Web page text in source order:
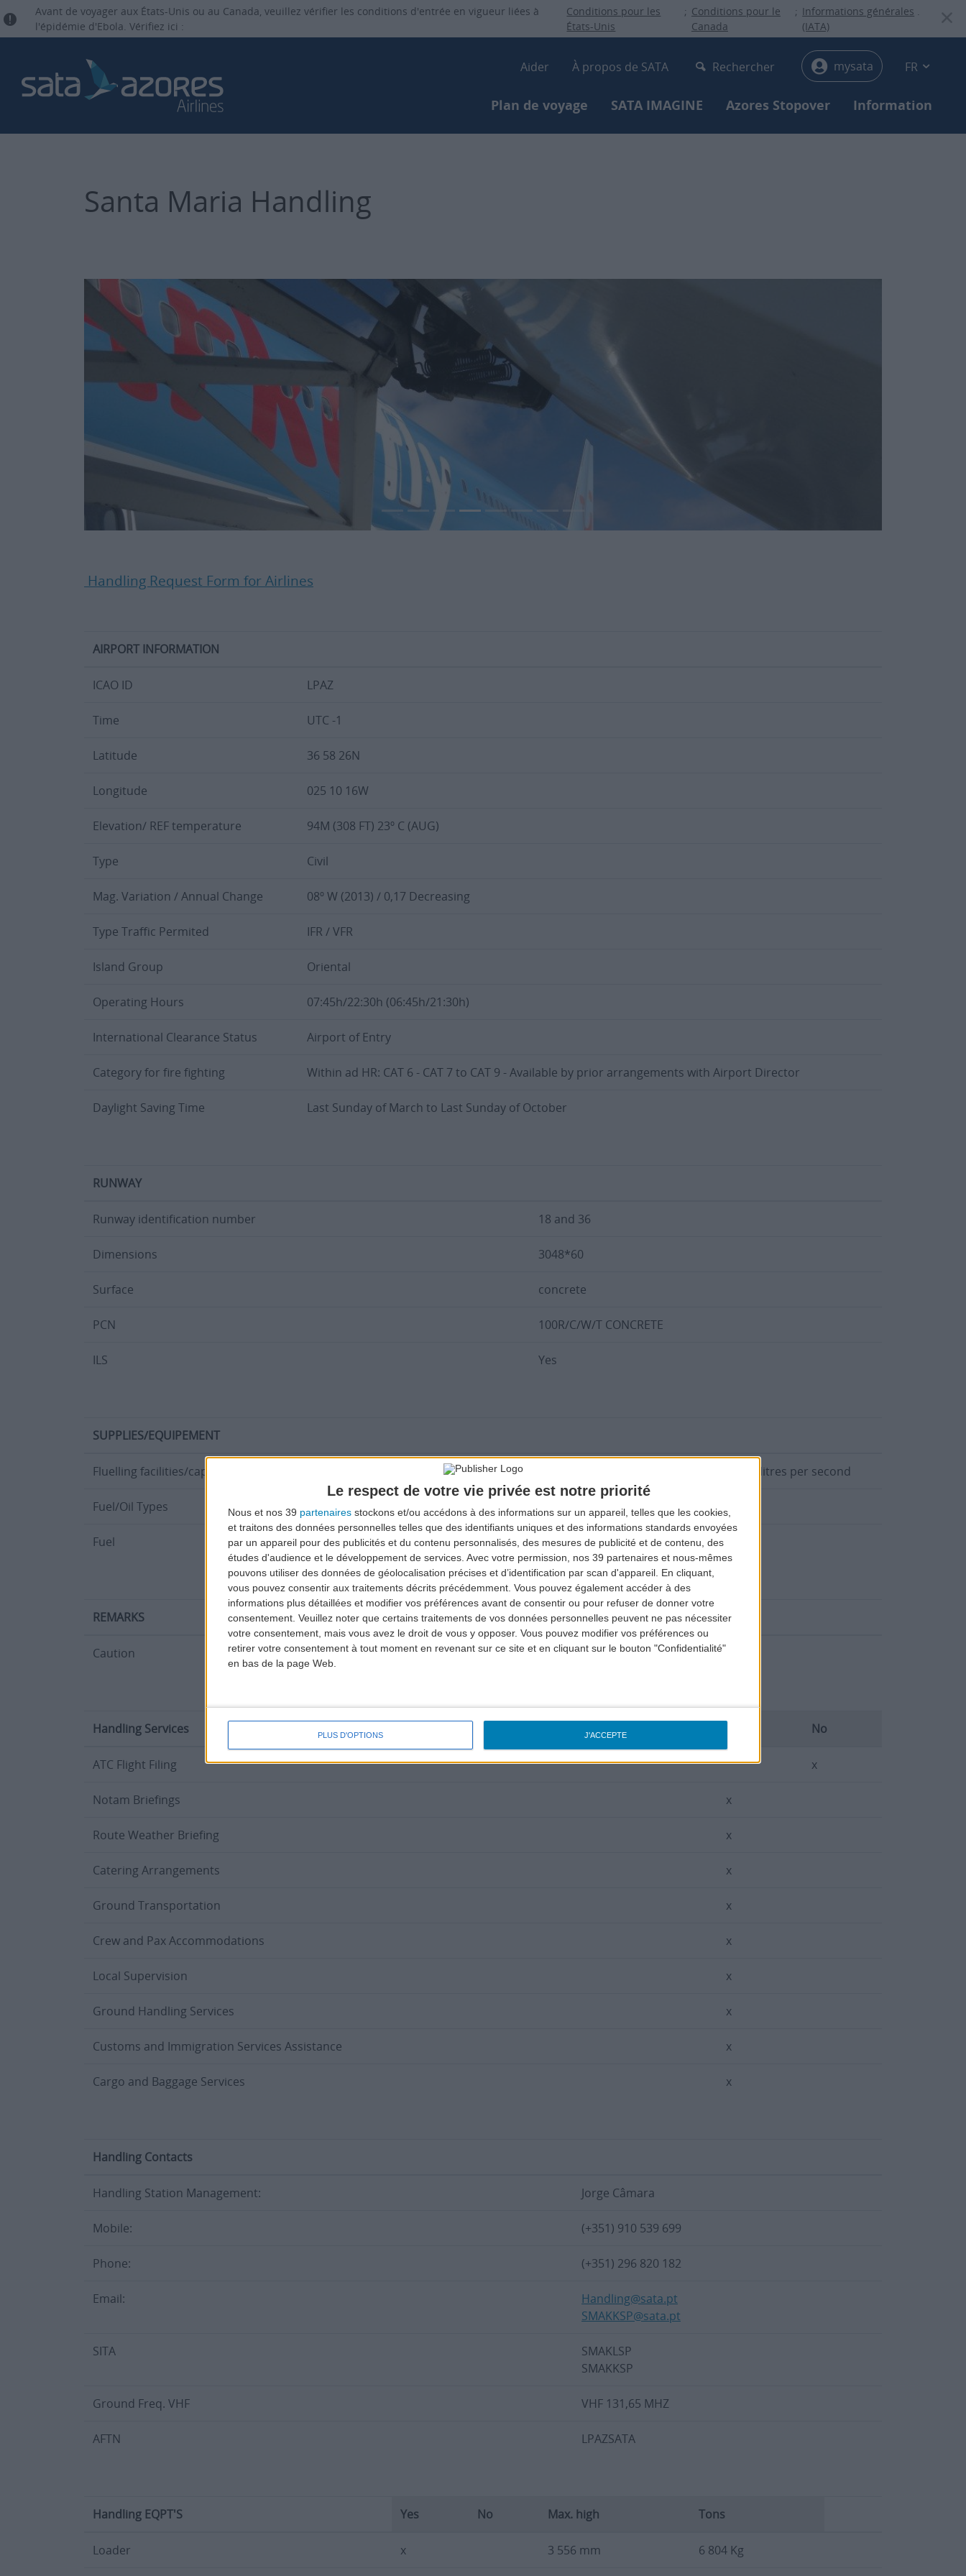
Le respect de votre vie privée est notre priorité
Nous et nos 39 partenaires stockons et/ou accédons à des informations sur un appareil, telles que les cookies,
et traitons des données personnelles telles que des identifiants uniques et des informations standards envoyées
par un appareil pour des publicités et du contenu personnalisés, des mesures de publicité et de contenu, des
études d'audience et le développement de services. Avec votre permission, nos 39 partenaires et nous-mêmes
pouvons utiliser des données de géolocalisation précises et d’identification par scan d'appareil. En cliquant,
vous pouvez consentir aux traitements décrits précédemment. Vous pouvez également accéder à des
informations plus détaillées et modifier vos préférences avant de consentir ou pour refuser de donner votre
consentement. Veuillez noter que certains traitements de vos données personnelles peuvent ne pas nécessiter
votre consentement, mais vous avez le droit de vous y opposer. Vous pouvez modifier vos préférences ou
retirer votre consentement à tout moment en revenant sur ce site et en cliquant sur le bouton "Confidentialité"
en bas de la page Web.
PLUS D'OPTIONS J'ACCEPTE
Aller
principal
Avant de voyager aux États-Unis ou au Canada, veuillez vérifier les conditions d'entrée en vigueur liées à
l'épidémie d'Ebola. Vérifiez ici :
Conditions pour les
États-Unis
; Conditions pour le
Canada
; Informations générales
(IATA)
.
Secondary-menu
Aider À propos de SATA Rechercher mysata FR
Primary-menu
Plan de voyage SATA IMAGINE Azores Stopover Information
Santa Maria Handling
Handling Request Form for Airlines
AIRPORT INFORMATION
ICAO ID LPAZ
Time UTC -1
Latitude 36 58 26N
Longitude 025 10 16W
Elevation/ REF temperature 94M (308 FT) 23º C (AUG)
Type Civil
Mag. Variation / Annual Change 08º W (2013) / 0,17 Decreasing
Type Traffic Permited IFR / VFR
Island Group Oriental
Operating Hours 07:45h/22:30h (06:45h/21:30h)
International Clearance Status Airport of Entry
Category for fire fighting Within ad HR: CAT 6 - CAT 7 to CAT 9 - Available by prior arrangements with Airport Director
Daylight Saving Time Last Sunday of March to Last Sunday of October
RUNWAY
Runway identification number 18 and 36
Dimensions 3048*60
Surface concrete
PCN 100R/C/W/T CONCRETE
ILS Yes
SUPPLIES/EQUIPEMENT
Fluelling facilities/capacity Hydrant system and fuel trucks. Delivery rate: AVGAS 100LL - 15 litres per second / JET A1 - 75 litres per second
Fuel/Oil Types PB Turbo Oil 2380, aviation Oil 100 and Aeroshell Oil w100
Fuel AVGAS and JET A1
REMARKS
Caution Bird Hazard
Handling Services No
ATC Flight Filing x
Notam Briefings x
Route Weather Briefing x
Catering Arrangements x
Ground Transportation x
Crew and Pax Accommodations x
Local Supervision x
Ground Handling Services x
Customs and Immigration Services Assistance x
Cargo and Baggage Services x
Handling Contacts
Handling Station Management: Jorge Câmara
Mobile: (+351) 910 539 699
Phone: (+351) 296 820 182
Email:
Handling@sata.pt
SMAKKSP@sata.pt
SITA
SMAKLSP
SMAKKSP
Ground Freq. VHF VHF 131,65 MHZ
AFTN LPAZSATA
Handling EQPT'S Yes No Max. high Tons
Loader x 3 556 mm 6 804 Kg